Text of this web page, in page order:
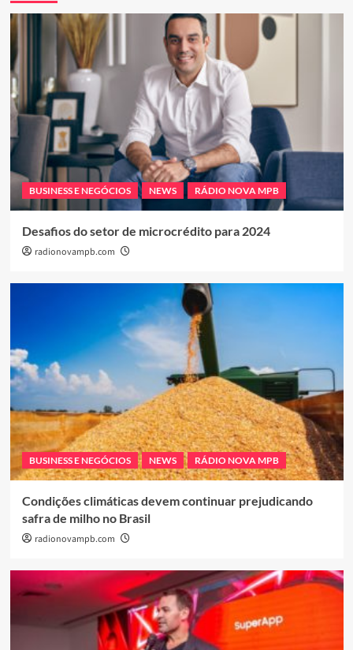
BUSINESS E NEGÓCIOS NEWS RÁDIO NOVA MPB
Desafios do setor de microcrédito para 2024
radionovampb.com
BUSINESS E NEGÓCIOS NEWS RÁDIO NOVA MPB
Condições climáticas devem continuar prejudicando
safra de milho no Brasil
radionovampb.com